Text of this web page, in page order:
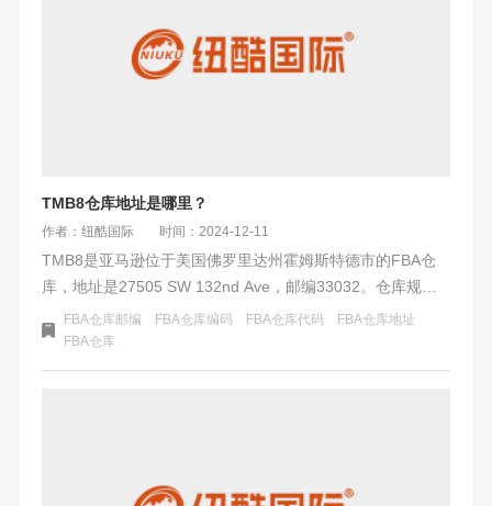
TMB8仓库地址是哪里？
作者：纽酷国际 时间：2024-12-11
TMB8是亚马逊位于美国佛罗里达州霍姆斯特德市的FBA仓
库，地址是27505 SW 132nd Ave，邮编33032。仓库规模
未详，但地理位置优越，交通便利，能快速连接东部和南部
市场。霍姆斯特德市居民收入较高，购物习惯受在线购物趋
势影响，周末活动多样
FBA仓库邮编 FBA仓库编码 FBA仓库代码
FBA仓库地址
FBA仓库